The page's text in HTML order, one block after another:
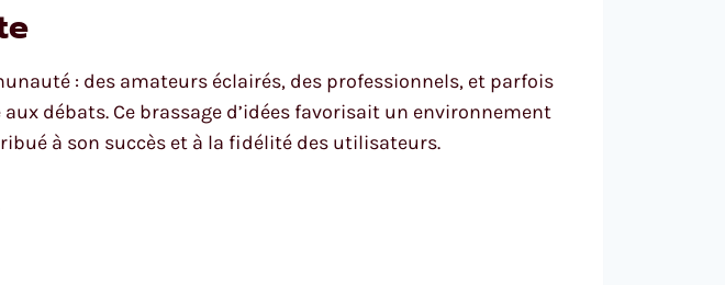
: des amateurs éclairés, des professionnels, et parfois
débats. Ce brassage d’idées favorisait un environnement
à son succès et à la fidélité des utilisateurs.